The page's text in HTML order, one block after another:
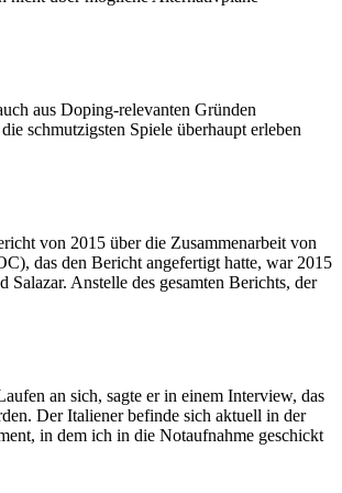
aus Doping-relevanten Gründen
schmutzigsten Spiele überhaupt erleben
von 2015 über die Zusammenarbeit von
das den Bericht angefertigt hatte, war 2015
Anstelle des gesamten Berichts, der
an sich, sagte er in einem Interview, das
Der Italiener befinde sich aktuell in der
in dem ich in die Notaufnahme geschickt